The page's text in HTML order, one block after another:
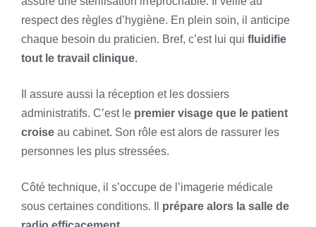
respect des règles d’hygiène. En plein soin, il anticipe
chaque besoin du praticien. Bref, c’est lui qui fluidifie
tout le travail clinique.
Il assure aussi la réception et les dossiers
administratifs. C’est le premier visage que le patient
croise au cabinet. Son rôle est alors de rassurer les
personnes les plus stressées.
Côté technique, il s’occupe de l’imagerie médicale
sous certaines conditions. Il prépare alors la salle de